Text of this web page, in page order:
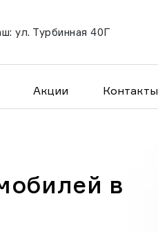
ул. Турбинная 40Г
Акции Контакты
в